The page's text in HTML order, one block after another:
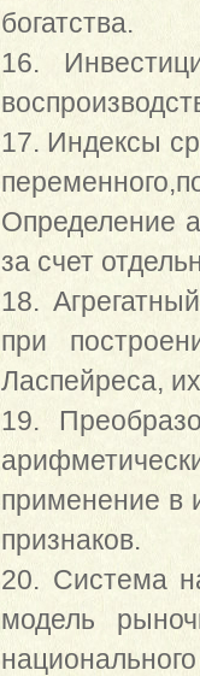
богатства.
16.
17. Индексы
Определение
за счет
18.
при
Ласпейреса,
19.
применение в
признаков.
20. Система
модель